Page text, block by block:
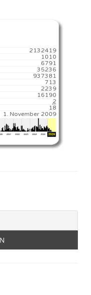
2132419
1010
6791
35236
937381
713️
2239
16190️
2
18
1. November 2009